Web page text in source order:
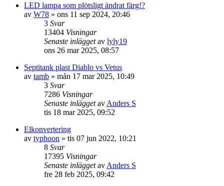
LED lampa som plötsligt ändrat färg!?
av W78 » ons 11 sep 2024, 20:46
3 Svar
13404 Visningar
Senaste inläggetav lyly19
ons 26 mar 2025, 08:57
Septitank plast Diablo vs Vetus
av tamb » mån 17 mar 2025, 10:49
3 Svar
7286 Visningar
Senaste inläggetav Anders S
tis 18 mar 2025, 09:52
Elkonvertering
av typhoon » tis 07 jun 2022, 10:21
8 Svar
17395 Visningar
Senaste inläggetav Anders S
fre 28 feb 2025, 09:42